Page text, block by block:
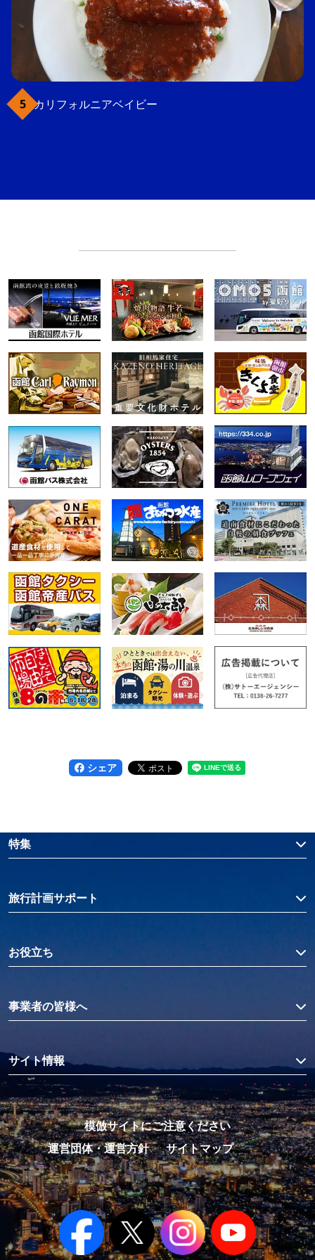
カリフォルニアベイビー
シェア
特集
旅行計画サポート
お役立ち
事業者の皆様へ
サイト情報
模倣サイトにご注意ください
運営団体・運営方針
サイトマップ